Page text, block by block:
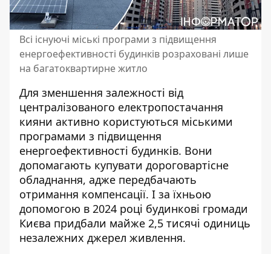
Всі існуючі міські програми з підвищення
енергоефективності будинків розраховані лише
на багатоквартирне житло
Для зменшення залежності від
централізованого електропостачання
кияни активно користуються міськими
програмами з підвищення
енергоефективності будинків. Вони
допомагають купувати дороговартісне
обладнання, адже передбачають
отримання компенсації. І за їхньою
допомогою в 2024 році будинкові громади
Києва придбали майже 2,5 тисячі одиниць
незалежних джерел живлення.